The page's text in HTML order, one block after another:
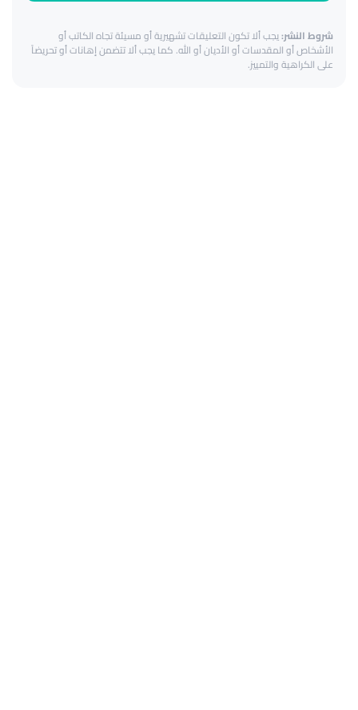
شروط النشر:يجب ألا تكون التعليقات تشهيرية أو مسيئة تجاه الكاتب أو
الأشخاص أو المقدسات أو الأديان أو الله. كما يجب ألا تتضمن إهانات أو تحريضاً
على الكراهية والتمييز.